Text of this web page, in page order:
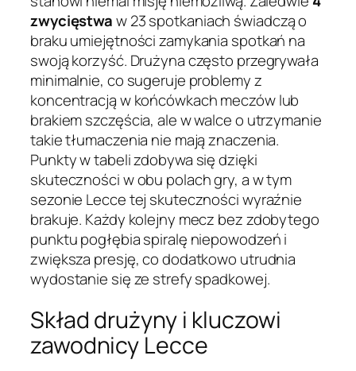
zwycięstwaw 23 spotkaniach świadczą o
braku umiejętności zamykania spotkań na
swoją korzyść. Drużyna często przegrywała
minimalnie, co sugeruje problemy z
koncentracją w końcówkach meczów lub
brakiem szczęścia, ale w walce o utrzymanie
takie tłumaczenia nie mają znaczenia.
Punkty w tabeli zdobywa się dzięki
skuteczności w obu polach gry, a w tym
sezonie Lecce tej skuteczności wyraźnie
brakuje. Każdy kolejny mecz bez zdobytego
punktu pogłębia spiralę niepowodzeń i
zwiększa presję, co dodatkowo utrudnia
wydostanie się ze strefy spadkowej.
Skład drużyny i kluczowi
zawodnicy Lecce